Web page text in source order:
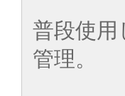
普段使
管理。